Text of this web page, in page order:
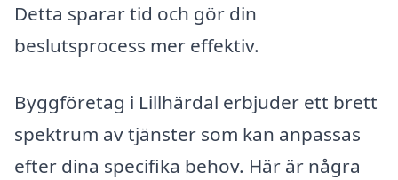
Detta sparar tid och gör din
beslutsprocess mer effektiv.
Byggföretag i Lillhärdal erbjuder ett brett
spektrum av tjänster som kan anpassas
efter dina specifika behov. Här är några